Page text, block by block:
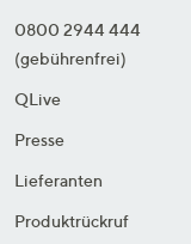
0800 2944 444
(gebührenfrei)
QLive
Presse
Lieferanten
Produktrückruf